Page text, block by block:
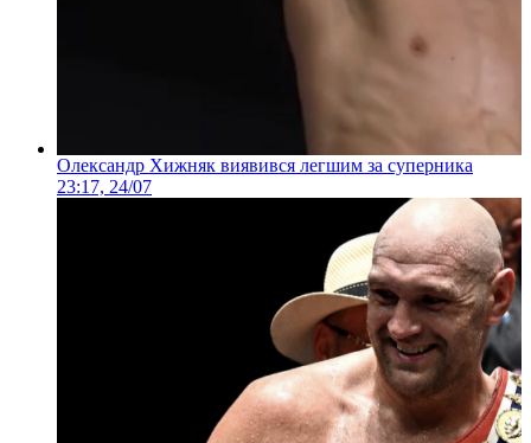
Олександр Хижняк виявився легшим за суперника
23:17, 24/07